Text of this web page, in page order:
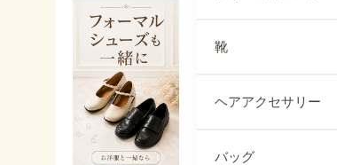
靴
ヘアアクセサリー
バッグ